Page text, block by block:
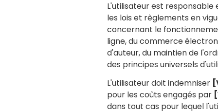
L'utilisateur est responsable
les lois et règlements en
concernant le
ligne, du commerce
d'auteur, du maintien de
des principes universels
L'utilisateur doit indemniser
pour les coûts engagés par
dans tout cas pour lequel